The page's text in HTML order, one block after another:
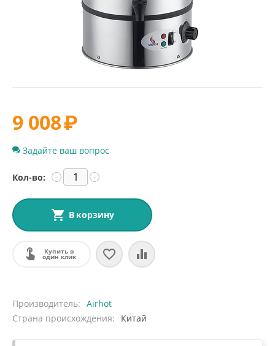
9 008₽
Задайте ваш вопрос
Кол-во: +
−
В корзину
Купить в
один клик
Производитель
Airhot
Страна происхождения
Китай